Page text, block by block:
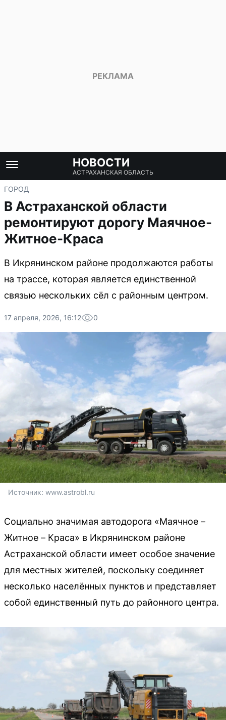
НОВОСТИ
АСТРАХАНСКАЯ ОБЛАСТЬ
ГОРОД
В Астраханской области
ремонтируют дорогу Маячное-
Житное-Краса
В Икрянинском районе продолжаются работы
на трассе, которая является единственной
связью нескольких сёл с районным центром.
17 апреля, 2026, 16:12 0
Источник: www.astrobl.ru
Социально значимая автодорога «Маячное –
Житное – Краса» в Икрянинском районе
Астраханской области имеет особое значение
для местных жителей, поскольку соединяет
несколько населённых пунктов и представляет
собой единственный путь до районного центра.